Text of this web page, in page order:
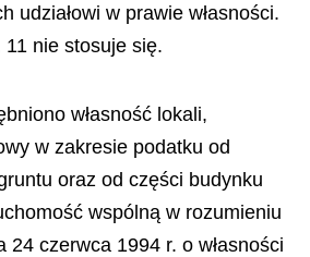
udziałowi w prawie własności.
nie stosuje się.
własność lokali,
w zakresie podatku od
oraz od części budynku
wspólną w rozumieniu
24 czerwca 1994 r. o własności